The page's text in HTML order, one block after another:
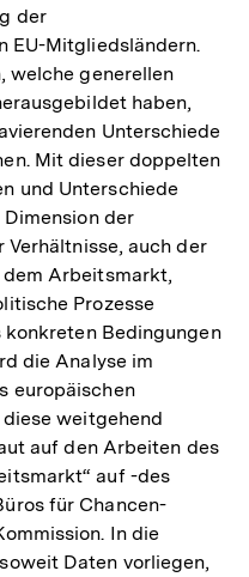
der
EU-Mitgliedsländern.
welche generellen
haben,
Unterschiede
Mit dieser doppelten
und Unterschiede
der
auch der
Arbeitsmarkt,
Prozesse
Bedingungen
die Analyse im
europäischen
weitgehend
auf den Arbeiten des
auf -des
für Chancen-
In die
Daten vorliegen,